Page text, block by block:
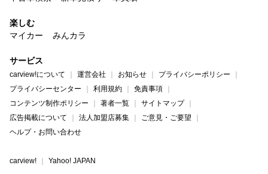
楽しむ
マイカー
みんカラ
サービス
carview!について 運営会社 お知らせ
プライバシーポリシー
プライバシーセンター
利用規約
免責事項
コンテンツ制作ポリシー
著者一覧
サイトマップ
広告掲載について
法人加盟店募集
ご意見・ご要望
ヘルプ・お問い合わせ
carview! Yahoo! JAPAN